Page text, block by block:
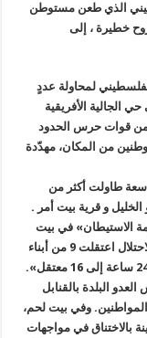
الذي طعن مستوطن
خطيرة ، إلى
لمحاولة عددٍ
الجالية الأفريقية
من قوات حرس الحدود
من المكان، مهدّدة
طاولت أكثر من
و قرية بيت أمر .
الاستيطان» في بيت
أمر محمد عياد عوض بأن «قوات كبيرة من جيش الاحتلال اعتقلت 9 من أبناء
البلدة، وبذلك يرتفع عدد المعتقلين من البلدة خلال 24 ساعة إلى 16 معتقل».
البلدة بالقنابل
وفي بيت لحم،
بالاختناق في مواجهات